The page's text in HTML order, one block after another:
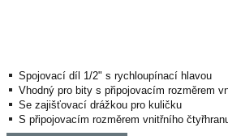
Spojovací díl 1/2" s rychloupínací hlavou
Vhodný pro bity s připojovacím rozměrem
Se zajišťovací drážkou pro kuličku
S připojovacím rozměrem vnitřního